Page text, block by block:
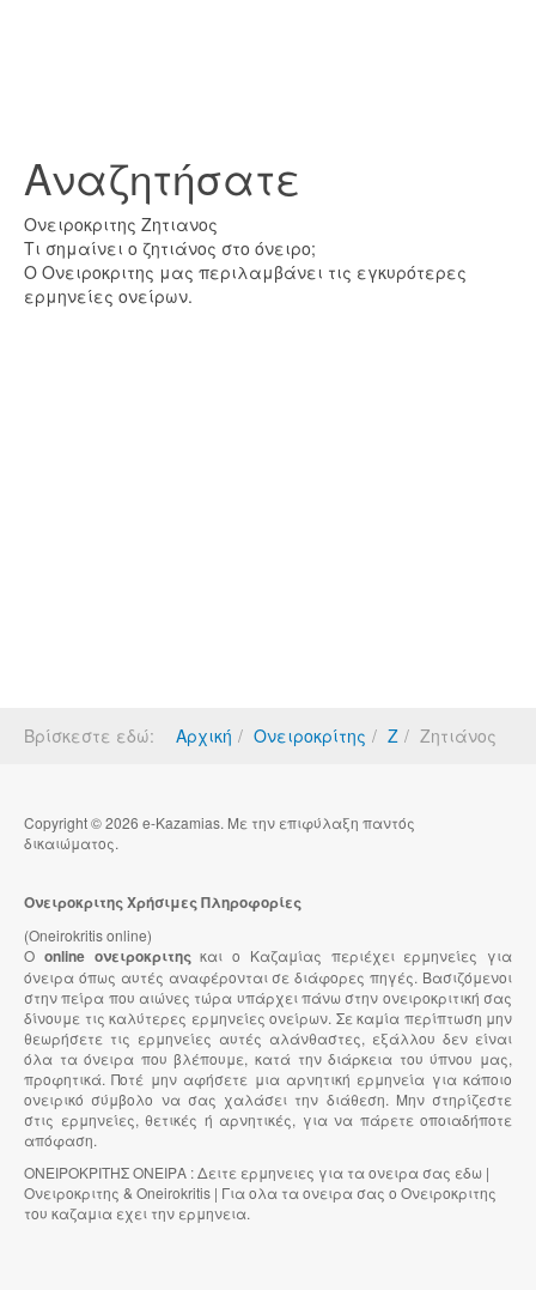
Αναζητήσατε
Ονειροκριτης Ζητιανος
Τι σημαίνει ο ζητιάνος στο όνειρο;
Ο Ονειροκριτης μας περιλαμβάνει τις εγκυρότερες
ερμηνείες ονείρων.
Βρίσκεστε εδώ: Αρχική Ονειροκρίτης Ζ Ζητιάνος
Copyright © 2026 e-Kazamias. Με την επιφύλαξη παντός
δικαιώματος.
Ονειροκριτης Χρήσιμες Πληροφορίες
(Oneirokritis online)
Ο online ονειροκριτηςκαι ο Καζαμίας περιέχει ερμηνείες για
όνειρα όπως αυτές αναφέρονται σε διάφορες πηγές. Βασιζόμενοι
στην πείρα που αιώνες τώρα υπάρχει πάνω στην ονειροκριτική σας
δίνουμε τις καλύτερες ερμηνείες ονείρων. Σε καμία περίπτωση μην
θεωρήσετε τις ερμηνείες αυτές αλάνθαστες, εξάλλου δεν είναι
όλα τα όνειρα που βλέπουμε, κατά την διάρκεια του ύπνου μας,
προφητικά. Ποτέ μην αφήσετε μια αρνητική ερμηνεία για κάποιο
ονειρικό σύμβολο να σας χαλάσει την διάθεση. Μην στηρίζεστε
στις ερμηνείες, θετικές ή αρνητικές, για να πάρετε οποιαδήποτε
απόφαση.
ΟΝΕΙΡΟΚΡΙΤΗΣ ΟΝΕΙΡΑ : Δειτε ερμηνειες για τα ονειρα σας εδω |
Ονειροκριτης & Oneirokritis | Για ολα τα ονειρα σας ο Ονειροκριτης
του καζαμια εχει την ερμηνεια.